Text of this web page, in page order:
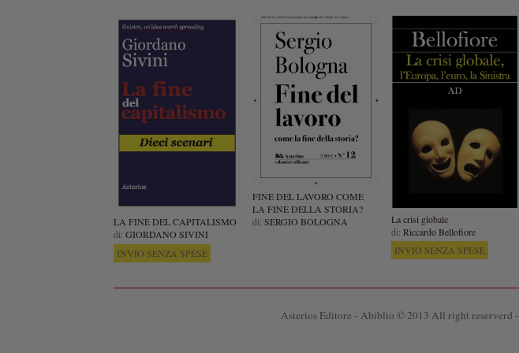
LA FINE DEL CAPITALISMO
di: GIORDANO SIVINI
INVIO SENZA SPESE
FINE DEL LAVORO COME
LA FINE DELLA STORIA?
di: SERGIO BOLOGNA
La crisi globale
di: Riccardo Bellofiore
INVIO SENZA SPESE
Asterios Editore - Abiblio © 2013 All right reserverd -